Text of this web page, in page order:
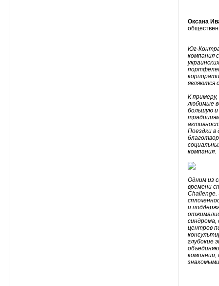
Оксана
Юг-
компания
являются
К
любимые
большую и
Поездки в
компания.
Одним из
времени
и
синдрома,
центров
глубокие
компании,